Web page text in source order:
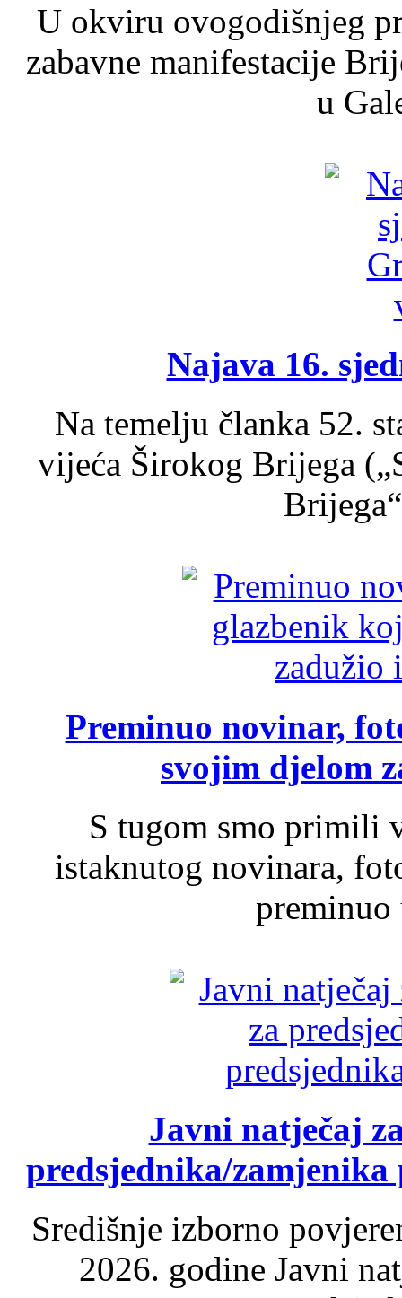
U okviru ovogodišnjeg
zabavne manifestacije
u
Najava 16.
Na temelju članka 52.
vijeća Širokog Brijega
Preminuo novinar,
svojim djelom
S tugom smo primili
istaknutog novinara,
Javni natječaj
predsjednika/
Središnje izborno
2026. godine Javni